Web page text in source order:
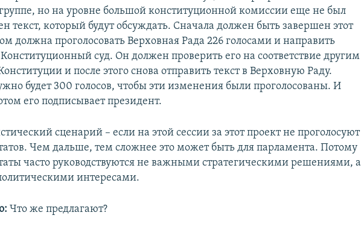
но на уровне большой конституционной комиссии еще не был
текст, который будут обсуждать. Сначала должен быть завершен этот
должна проголосовать Верховная Рада 226 голосами и направить
суд. Он должен проверить его на соответствие другим
и после этого снова отправить текст в Верховную Раду.
будет 300 голосов, чтобы эти изменения были проголосованы. И
его подписывает президент.
сценарий – если на этой сессии за этот проект не проголосуют
Чем дальше, тем сложнее это может быть для парламента. Потому
часто руководствуются не важными стратегическими решениями, а
интересами.
Что же предлагают?